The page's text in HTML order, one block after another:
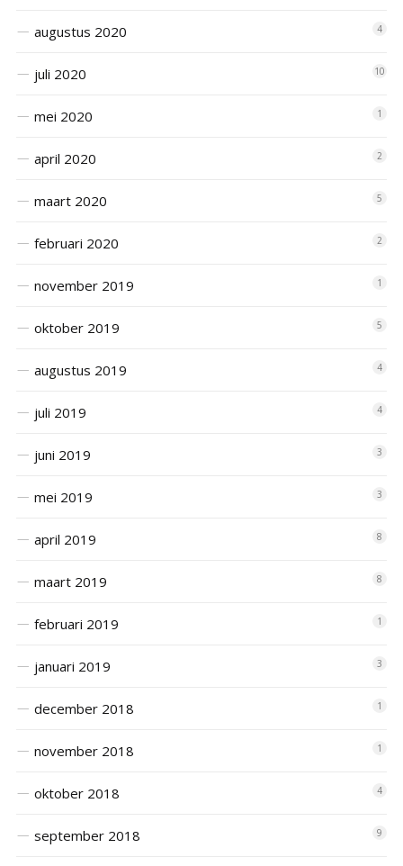
augustus 2020 4
juli 2020 10
mei 2020 1
april 2020 2
maart 2020 5
februari 2020 2
november 2019 1
oktober 2019 5
augustus 2019 4
juli 2019 4
juni 2019 3
mei 2019 3
april 2019 8
maart 2019 8
februari 2019 1
januari 2019 3
december 2018 1
november 2018 1
oktober 2018 4
september 2018 9